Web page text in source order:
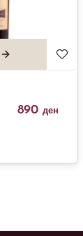
890 ден